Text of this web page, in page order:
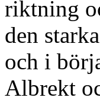
riktning
den
och i
Albrekt